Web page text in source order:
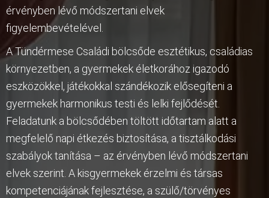
érvényben lévő módszertani elvek
figyelembevételével.
A Tündérmese Családi bölcsőde esztétikus, családias
környezetben, a gyermekek életkorához igazodó
eszközökkel, játékokkal szándékozik elősegíteni a
gyermekek harmonikus testi és lelki fejlődését.
Feladatunk a bölcsődében töltött időtartam alatt a
megfelelő napi étkezés biztosítása, a tisztálkodási
szabályok tanítása – az érvényben lévő módszertani
elvek szerint. A kisgyermekek érzelmi és társas
kompetenciájának fejlesztése, a szülő/törvényes